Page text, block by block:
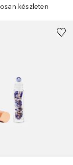
készleten